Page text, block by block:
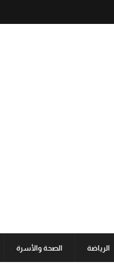
الرياضة الصحة والأسرة